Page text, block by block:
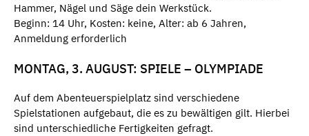
Hammer, Nägel und Säge dein Werkstück.
Beginn: 14 Uhr, Kosten: keine, Alter: ab 6 Jahren,
Anmeldung erforderlich
MONTAG, 3. AUGUST: SPIELE – OLYMPIADE
Auf dem Abenteuerspielplatz sind verschiedene
Spielstationen aufgebaut, die es zu bewältigen gilt. Hierbei
sind unterschiedliche Fertigkeiten gefragt.